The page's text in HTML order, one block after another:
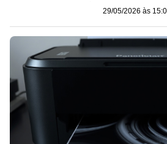
29/05/2026 às